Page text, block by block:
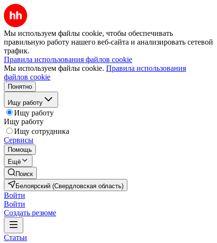
Мы используем файлы cookie, чтобы обеспечивать
правильную работу нашего веб-сайта и анализировать сетевой
трафик.
Правила использования файлов cookie
Мы используем файлы cookie. Правила использования
файлов cookie
Понятно
Ищу работу
Ищу работу
Ищу работу
Ищу сотрудника
Сервисы
Помощь
Ещё
Поиск
Белоярский (Свердловская область)
Войти
Войти
Создать резюме
Статьи